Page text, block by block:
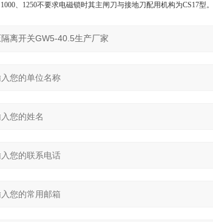
、1250不要求电磁锁时其主闸刀与接地刀配用机构为CS17型。